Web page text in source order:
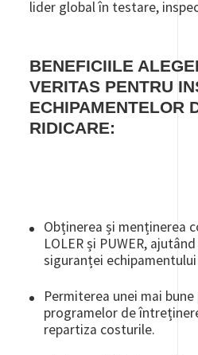
lider global în testare,
BENEFICIILE
VERITAS PENTRU
ECHIPAMENTELOR
RIDICARE:
Obținerea și menținerea
LOLER și PUWER,
siguranței
Permiterea unei mai
programelor de
repartiza costurile.